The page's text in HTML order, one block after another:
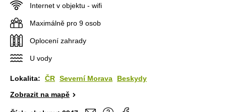
Internet v objektu - wifi
Maximálně pro 9 osob
Oplocení zahrady
U vody
Lokalita: ČR Severní Morava
Beskydy
Zobrazit na mapě